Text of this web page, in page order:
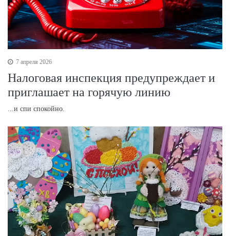
7 апреля 2026
Налоговая инспекция предупреждает и
приглашает на горячую линию
...и спи спокойно.